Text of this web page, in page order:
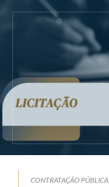
CONTRATAÇÃO PÚBLICA